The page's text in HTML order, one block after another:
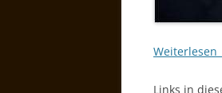
Weiterlesen
Links in